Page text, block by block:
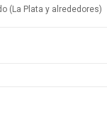
(La Plata y alrededores)